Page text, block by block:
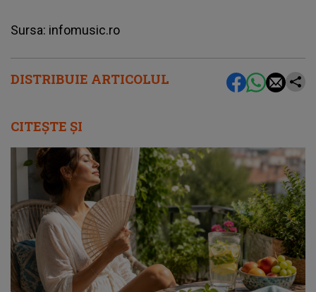
DISTRIBUIE ARTICOLUL
Sursa: infomusic.ro
CITEȘTE ȘI